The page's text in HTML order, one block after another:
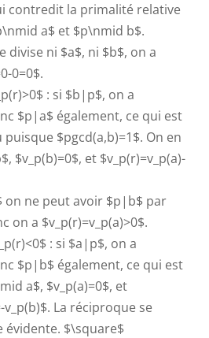
contredit la primalité relative
a$ et $p\nmid b$.
divise ni $a$, ni $b$, on a
0=0$.
: si $b|p$, on a
$p|a$ également, ce qui est
$pgcd(a,b)=1$. On en
$v_p(b)=0$, et $v_p(r)=v_p(a)-
on ne peut avoir $p|b$ par
on a $v_p(r)=v_p(a)>0$.
: si $a|p$, on a
$p|b$ également, ce qui est
a$, $v_p(a)=0$, et
v_p(b)$. La réciproque se
$\square$